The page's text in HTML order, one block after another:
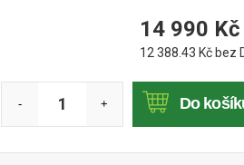
14 990 Kč
12 388.43 Kč bez
- + Do